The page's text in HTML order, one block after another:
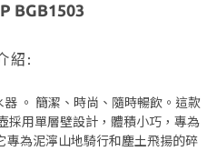
BGB1503
紹:
。 簡潔、時尚、隨時暢飲。這款
採用單層壁設計，體積小巧，專為
專為泥濘山地騎行和塵土飛揚的碎